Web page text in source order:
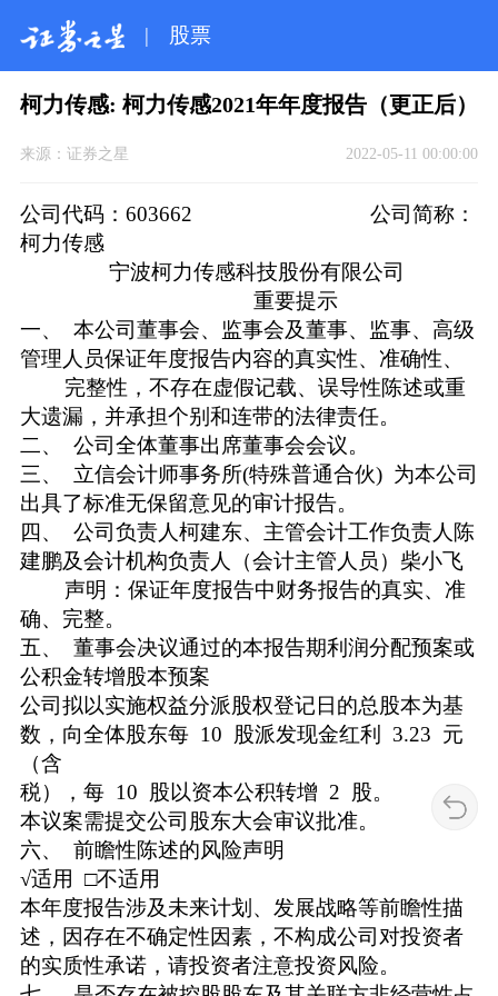
| 股票
柯力传感: 柯力传感2021年年度报告（更正后）
来源： 证券之星 2022-05-11 00:00:00
公司代码：603662 公司简称：
柯力传感
宁波柯力传感科技股份有限公司
重要提示
一、 本公司董事会、监事会及董事、监事、高级
管理人员保证年度报告内容的真实性、准确性、
完整性，不存在虚假记载、误导性陈述或重
大遗漏，并承担个别和连带的法律责任。
二、 公司全体董事出席董事会会议。
三、 立信会计师事务所(特殊普通合伙) 为本公司
出具了标准无保留意见的审计报告。
四、 公司负责人柯建东、主管会计工作负责人陈
建鹏及会计机构负责人（会计主管人员）柴小飞
声明：保证年度报告中财务报告的真实、准
确、完整。
五、 董事会决议通过的本报告期利润分配预案或
公积金转增股本预案
公司拟以实施权益分派股权登记日的总股本为基
数，向全体股东每 10 股派发现金红利 3.23 元
（含
税），每 10 股以资本公积转增 2 股。
本议案需提交公司股东大会审议批准。
六、 前瞻性陈述的风险声明
√适用 □不适用
本年度报告涉及未来计划、发展战略等前瞻性描
述，因存在不确定性因素，不构成公司对投资者
的实质性承诺，请投资者注意投资风险。